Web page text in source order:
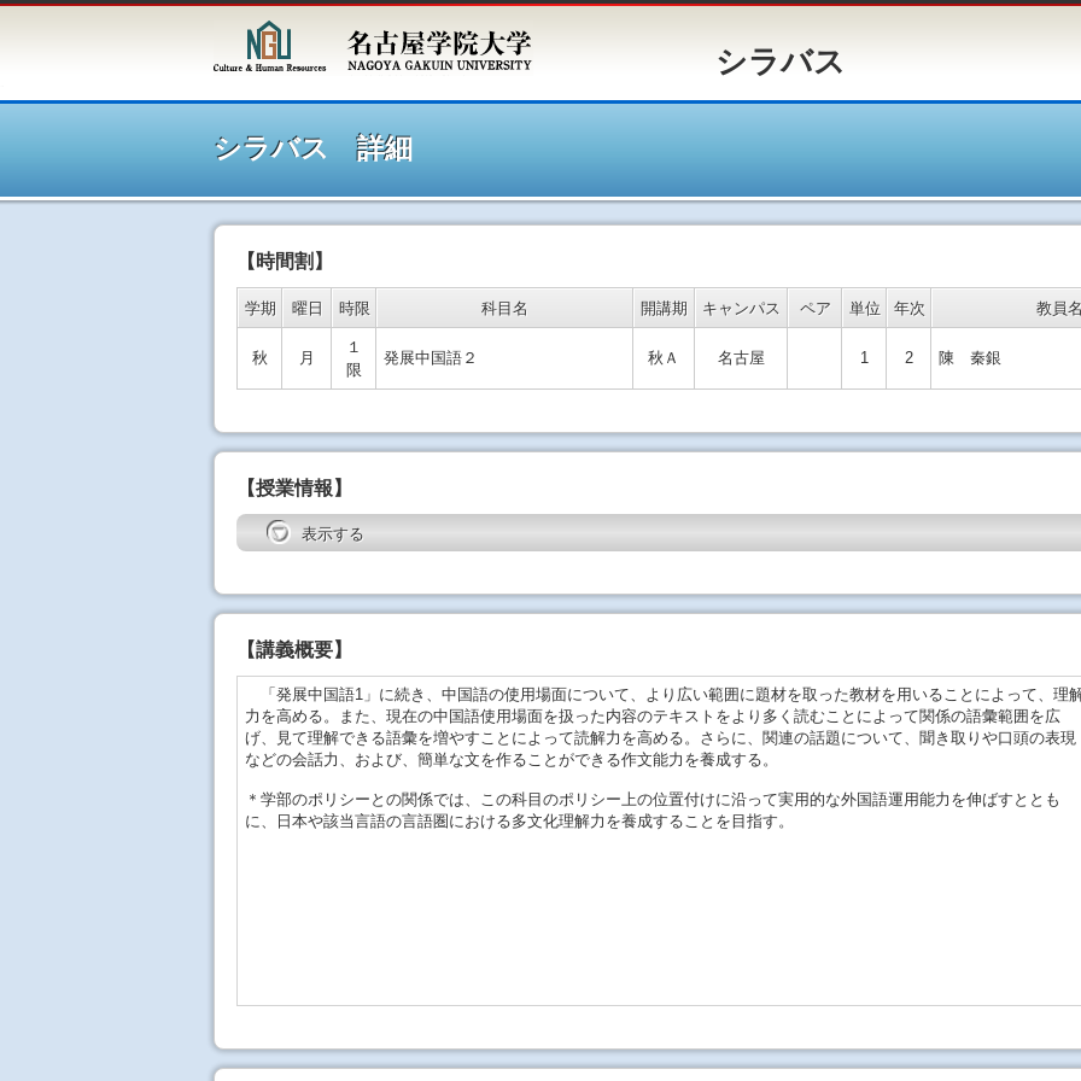
シラバス
シラバス 詳細
【時間割】
学期 曜日 時限 科目名 開講期 キャンパス ペア 単位 年次 教員
秋 月
１
限
発展中国語２ 秋Ａ 名古屋 1 2 陳 秦銀
【授業情報】
表示する
【講義概要】
「発展中国語1」に続き、中国語の使用場面について、より広い範囲に題材を取った教材を用いることによって、理
力を高める。また、現在の中国語使用場面を扱った内容のテキストをより多く読むことによって関係の語彙範囲を広
げ、見て理解できる語彙を増やすことによって読解力を高める。さらに、関連の話題について、聞き取りや口頭の表現
などの会話力、および、簡単な文を作ることができる作文能力を養成する。
＊学部のポリシーとの関係では、この科目のポリシー上の位置付けに沿って実用的な外国語運用能力を伸ばすととも
に、日本や該当言語の言語圏における多文化理解力を養成することを目指す。